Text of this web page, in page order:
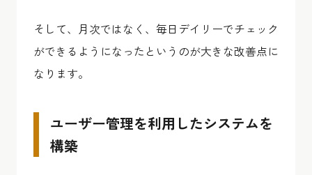
そして、月次ではなく、毎日デイリーでチェック
ができるようになったというのが大きな改善点に
なります。
ユーザー管理を利用したシステムを
構築